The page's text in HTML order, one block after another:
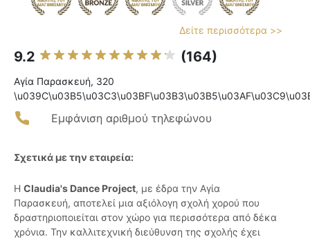
Δείτε περισσότερα >>
9.2 (164)
Αγία Παρασκευή, 320
Εμφάνιση αριθμού τηλεφώνου
Σχετικά με την εταιρεία:
Η Claudia's Dance Project, με έδρα την Αγία
Παρασκευή, αποτελεί μια αξιόλογη σχολή χορού που
δραστηριοποιείται στον χώρο για περισσότερα από δέκα
χρόνια. Την καλλιτεχνική διεύθυνση της σχολής έχει